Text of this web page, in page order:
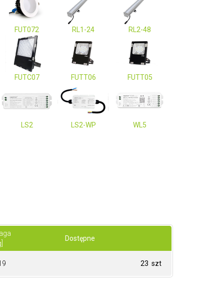
FUT072 RL1-24 RL2-48
FUTC07 FUTT06 FUTT05
LS2 LS2-WP WL5
Dostępne
23 szt